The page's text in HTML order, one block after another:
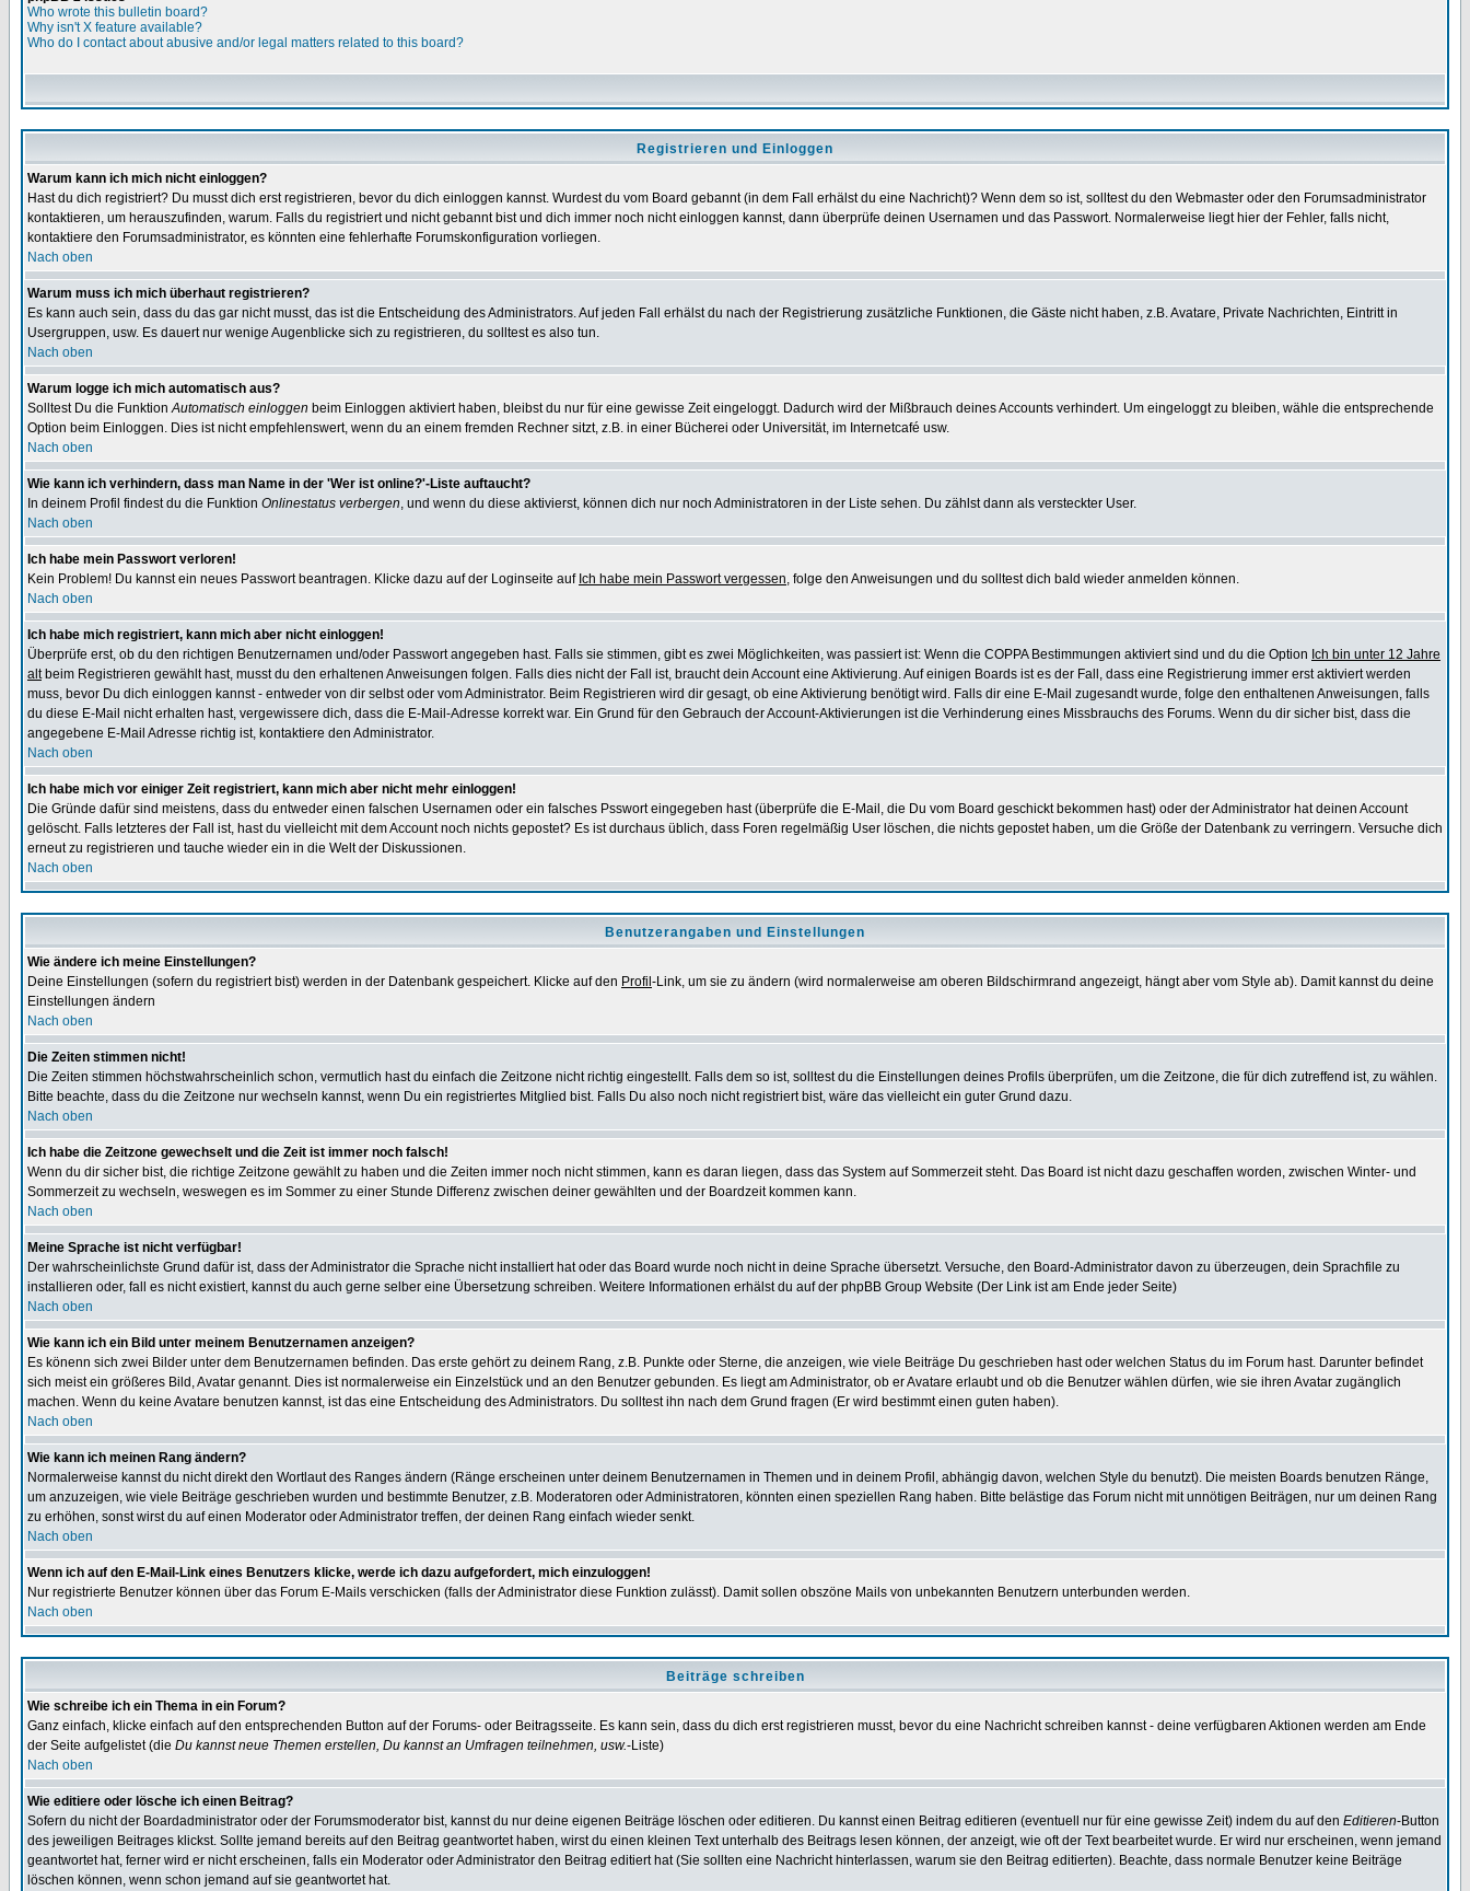
Who wrote this bulletin board?
Why isn't X feature available?
Who do I contact about abusive and/or legal matters related to this board?
Registrieren und Einloggen
Warum kann ich mich nicht einloggen?
Hast du dich registriert? Du musst dich erst registrieren, bevor du dich einloggen kannst. Wurdest du vom Board gebannt (in dem Fall erhälst du eine Nachricht)? Wenn dem so ist, solltest du den Webmaster oder den Forumsadministrator
kontaktieren, um herauszufinden, warum. Falls du registriert und nicht gebannt bist und dich immer noch nicht einloggen kannst, dann überprüfe deinen Usernamen und das Passwort. Normalerweise liegt hier der Fehler, falls nicht,
kontaktiere den Forumsadministrator, es könnten eine fehlerhafte Forumskonfiguration vorliegen.
Nach oben
Warum muss ich mich überhaut registrieren?
Es kann auch sein, dass du das gar nicht musst, das ist die Entscheidung des Administrators. Auf jeden Fall erhälst du nach der Registrierung zusätzliche Funktionen, die Gäste nicht haben, z.B. Avatare, Private Nachrichten, Eintritt in
Usergruppen, usw. Es dauert nur wenige Augenblicke sich zu registrieren, du solltest es also tun.
Nach oben
Warum logge ich mich automatisch aus?
Solltest Du die FunktionAutomatisch einloggen beim Einloggen aktiviert haben, bleibst du nur für eine gewisse Zeit eingeloggt. Dadurch wird der Mißbrauch deines Accounts verhindert. Um eingeloggt zu bleiben, wähle die entsprechende
Option beim Einloggen. Dies ist nicht empfehlenswert, wenn du an einem fremden Rechner sitzt, z.B. in einer Bücherei oder Universität, im Internetcafé usw.
Nach oben
Wie kann ich verhindern, dass man Name in der 'Wer ist online?'-Liste auftaucht?
In deinem Profil findest du die Funktion Onlinestatus verbergen, und wenn du diese aktivierst, können dich nur noch Administratoren in der Liste sehen. Du zählst dann als versteckter User.
Nach oben
Ich habe mein Passwort verloren!
Kein Problem! Du kannst ein neues Passwort beantragen. Klicke dazu auf der Loginseite auf Ich habe mein Passwort vergessen, folge den Anweisungen und du solltest dich bald wieder anmelden können.
Nach oben
Ich habe mich registriert, kann mich aber nicht einloggen!
Überprüfe erst, ob du den richtigen Benutzernamen und/oder Passwort angegeben hast. Falls sie stimmen, gibt es zwei Möglichkeiten, was passiert ist: Wenn die COPPA Bestimmungen aktiviert sind und du die Option Ich bin unter 12 Jahre
altbeim Registrieren gewählt hast, musst du den erhaltenen Anweisungen folgen. Falls dies nicht der Fall ist, braucht dein Account eine Aktivierung. Auf einigen Boards ist es der Fall, dass eine Registrierung immer erst aktiviert werden
muss, bevor Du dich einloggen kannst - entweder von dir selbst oder vom Administrator. Beim Registrieren wird dir gesagt, ob eine Aktivierung benötigt wird. Falls dir eine E-Mail zugesandt wurde, folge den enthaltenen Anweisungen, falls
du diese E-Mail nicht erhalten hast, vergewissere dich, dass die E-Mail-Adresse korrekt war. Ein Grund für den Gebrauch der Account-Aktivierungen ist die Verhinderung eines Missbrauchs des Forums. Wenn du dir sicher bist, dass die
angegebene E-Mail Adresse richtig ist, kontaktiere den Administrator.
Nach oben
Ich habe mich vor einiger Zeit registriert, kann mich aber nicht mehr einloggen!
Die Gründe dafür sind meistens, dass du entweder einen falschen Usernamen oder ein falsches Psswort eingegeben hast (überprüfe die E-Mail, die Du vom Board geschickt bekommen hast) oder der Administrator hat deinen Account
gelöscht. Falls letzteres der Fall ist, hast du vielleicht mit dem Account noch nichts gepostet? Es ist durchaus üblich, dass Foren regelmäßig User löschen, die nichts gepostet haben, um die Größe der Datenbank zu verringern. Versuche dich
erneut zu registrieren und tauche wieder ein in die Welt der Diskussionen.
Nach oben
Benutzerangaben und Einstellungen
Wie ändere ich meine Einstellungen?
Deine Einstellungen (sofern du registriert bist) werden in der Datenbank gespeichert. Klicke auf den Profil -Link, um sie zu ändern (wird normalerweise am oberen Bildschirmrand angezeigt, hängt aber vom Style ab). Damit kannst du deine
Einstellungen ändern
Nach oben
Die Zeiten stimmen nicht!
Die Zeiten stimmen höchstwahrscheinlich schon, vermutlich hast du einfach die Zeitzone nicht richtig eingestellt. Falls dem so ist, solltest du die Einstellungen deines Profils überprüfen, um die Zeitzone, die für dich zutreffend ist, zu wählen.
Bitte beachte, dass du die Zeitzone nur wechseln kannst, wenn Du ein registriertes Mitglied bist. Falls Du also noch nicht registriert bist, wäre das vielleicht ein guter Grund dazu.
Nach oben
Ich habe die Zeitzone gewechselt und die Zeit ist immer noch falsch!
Wenn du dir sicher bist, die richtige Zeitzone gewählt zu haben und die Zeiten immer noch nicht stimmen, kann es daran liegen, dass das System auf Sommerzeit steht. Das Board ist nicht dazu geschaffen worden, zwischen Winter- und
Sommerzeit zu wechseln, weswegen es im Sommer zu einer Stunde Differenz zwischen deiner gewählten und der Boardzeit kommen kann.
Nach oben
Meine Sprache ist nicht verfügbar!
Der wahrscheinlichste Grund dafür ist, dass der Administrator die Sprache nicht installiert hat oder das Board wurde noch nicht in deine Sprache übersetzt. Versuche, den Board-Administrator davon zu überzeugen, dein Sprachfile zu
installieren oder, fall es nicht existiert, kannst du auch gerne selber eine Übersetzung schreiben. Weitere Informationen erhälst du auf der phpBB Group Website (Der Link ist am Ende jeder Seite)
Nach oben
Wie kann ich ein Bild unter meinem Benutzernamen anzeigen?
Es könenn sich zwei Bilder unter dem Benutzernamen befinden. Das erste gehört zu deinem Rang, z.B. Punkte oder Sterne, die anzeigen, wie viele Beiträge Du geschrieben hast oder welchen Status du im Forum hast. Darunter befindet
sich meist ein größeres Bild, Avatar genannt. Dies ist normalerweise ein Einzelstück und an den Benutzer gebunden. Es liegt am Administrator, ob er Avatare erlaubt und ob die Benutzer wählen dürfen, wie sie ihren Avatar zugänglich
machen. Wenn du keine Avatare benutzen kannst, ist das eine Entscheidung des Administrators. Du solltest ihn nach dem Grund fragen (Er wird bestimmt einen guten haben).
Nach oben
Wie kann ich meinen Rang ändern?
Normalerweise kannst du nicht direkt den Wortlaut des Ranges ändern (Ränge erscheinen unter deinem Benutzernamen in Themen und in deinem Profil, abhängig davon, welchen Style du benutzt). Die meisten Boards benutzen Ränge,
um anzuzeigen, wie viele Beiträge geschrieben wurden und bestimmte Benutzer, z.B. Moderatoren oder Administratoren, könnten einen speziellen Rang haben. Bitte belästige das Forum nicht mit unnötigen Beiträgen, nur um deinen Rang
zu erhöhen, sonst wirst du auf einen Moderator oder Administrator treffen, der deinen Rang einfach wieder senkt.
Nach oben
Wenn ich auf den E-Mail-Link eines Benutzers klicke, werde ich dazu aufgefordert, mich einzuloggen!
Nur registrierte Benutzer können über das Forum E-Mails verschicken (falls der Administrator diese Funktion zulässt). Damit sollen obszöne Mails von unbekannten Benutzern unterbunden werden.
Nach oben
Beiträge schreiben
Wie schreibe ich ein Thema in ein Forum?
Ganz einfach, klicke einfach auf den entsprechenden Button auf der Forums- oder Beitragsseite. Es kann sein, dass du dich erst registrieren musst, bevor du eine Nachricht schreiben kannst - deine verfügbaren Aktionen werden am Ende
der Seite aufgelistet (die Du kannst neue Themen erstellen, Du kannst an Umfragen teilnehmen, usw.-Liste)
Nach oben
Wie editiere oder lösche ich einen Beitrag?
Sofern du nicht der Boardadministrator oder der Forumsmoderator bist, kannst du nur deine eigenen Beiträge löschen oder editieren. Du kannst einen Beitrag editieren (eventuell nur für eine gewisse Zeit) indem du auf den Editieren-Button
des jeweiligen Beitrages klickst. Sollte jemand bereits auf den Beitrag geantwortet haben, wirst du einen kleinen Text unterhalb des Beitrags lesen können, der anzeigt, wie oft der Text bearbeitet wurde. Er wird nur erscheinen, wenn jemand
geantwortet hat, ferner wird er nicht erscheinen, falls ein Moderator oder Administrator den Beitrag editiert hat (Sie sollten eine Nachricht hinterlassen, warum sie den Beitrag editierten). Beachte, dass normale Benutzer keine Beiträge
löschen können, wenn schon jemand auf sie geantwortet hat.